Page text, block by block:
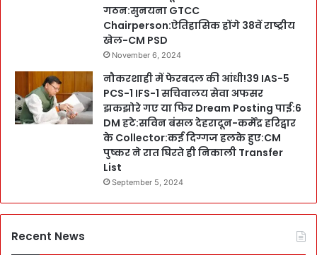
गठन:सुनयना GTCC
Chairperson:ऐतिहासिक होंगे 38वें राष्ट्रीय
खेल-CM PSD
November 6, 2024
नौकरशाही में फेरबदल की आंधी!39 IAS-5
PCS-1 IFS-1 सचिवालय सेवा अफसर
झकझोरे गए या फिर Dream Posting पाई:6
DM हटे:सविन बंसल देहरादून-कर्मेंद्र हरिद्वार
के Collector:कई दिग्गज हलके हुए:CM
पुष्कर ने रात घिरते ही निकाली Transfer
List
September 5, 2024
Recent News